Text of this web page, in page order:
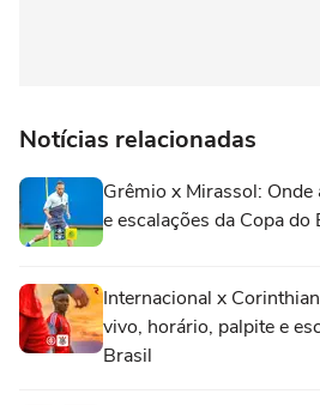
Notícias relacionadas
Grêmio x Mirassol:
e escalações da Copa do
Internacional x
vivo, horário, palpite e
Brasil